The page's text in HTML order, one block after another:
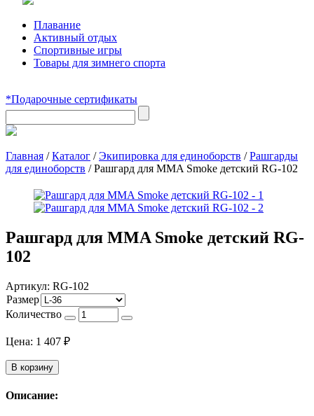
Плавание
Активный отдых
Спортивные игры
Товары для зимнего спорта
*Подарочные сертификаты
Главная /Каталог /Экипировка для единоборств /Рашгарды
для единоборств /Рашгард для MMA Smoke детский RG-102
Рашгард для MMA Smoke детский RG-
102
Артикул: RG-102
Размер
Количество
Цена: 1 407 ₽
В корзину
Описание: